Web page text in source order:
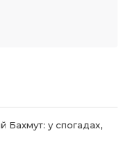
Бахмут: у спогадах,